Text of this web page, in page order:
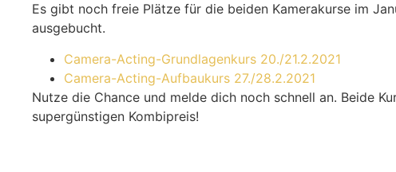
Es gibt noch freie Plätze für die beiden Kamerakurse im
ausgebucht.
Camera-Acting-Grundlagenkurs 20./21.2.2021
Camera-Acting-Aufbaukurs 27./28.2.2021
Nutze die Chance und melde dich noch schnell an. Beide
supergünstigen Kombipreis!